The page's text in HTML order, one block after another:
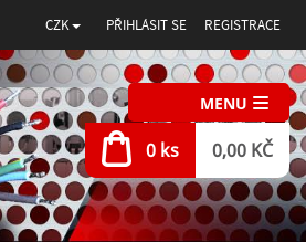
CZK PŘIHLÁSIT SE REGISTRACE
MENU
0 ks 0,00 KČ